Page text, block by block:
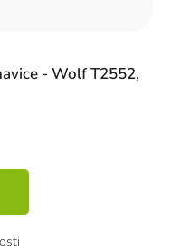
- Wolf T2552,